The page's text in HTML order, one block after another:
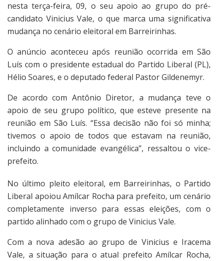
nesta terça-feira, 09, o seu apoio ao grupo do pré-
candidato Vinicius Vale, o que marca uma significativa
mudança no cenário eleitoral em Barreirinhas.
O anúncio aconteceu após reunião ocorrida em São
Luís com o presidente estadual do Partido Liberal (PL),
Hélio Soares, e o deputado federal Pastor Gildenemyr.
De acordo com Antônio Diretor, a mudança teve o
apoio de seu grupo político, que esteve presente na
reunião em São Luís. “Essa decisão não foi só minha;
tivemos o apoio de todos que estavam na reunião,
incluindo a comunidade evangélica”, ressaltou o vice-
prefeito.
No último pleito eleitoral, em Barreirinhas, o Partido
Liberal apoiou Amílcar Rocha para prefeito, um cenário
completamente inverso para essas eleições, com o
partido alinhado com o grupo de Vinicius Vale.
Com a nova adesão ao grupo de Vinicius e Iracema
Vale, a situação para o atual prefeito Amílcar Rocha,